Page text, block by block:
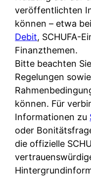
k
k
a
r
t
e
n
M
I
R
?
t
n
o
u
w
i
a
a
m
p
r
i
v
a
t
e
n
K
ü
veröffentlichten
können – etwa
Debit, SCHUFA-
Finanzthemen.
Bitte beachten
Regelungen
können. Für
Informationen zu
oder
die offizielle